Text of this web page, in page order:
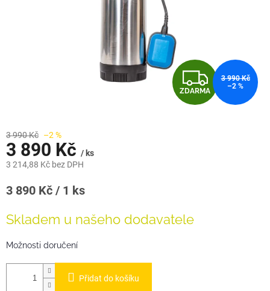
Z
D
ZDARMA
3 990 Kč
–2 %
3 990 Kč –2 %
3 890 Kč / ks
3 214,88 Kč bez DPH
Měrná
3 890 Kč / 1 ks
Skladem u našeho dodavatele
Možnosti doručení
Přidat do košíku